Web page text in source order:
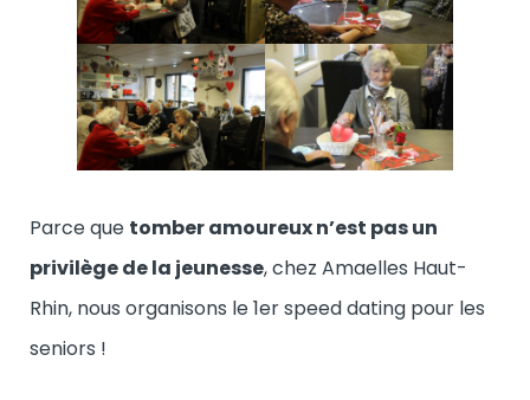
Parce que tomber amoureux n’est pas un
privilège de la jeunesse, chez Amaelles Haut-
Rhin, nous organisons le 1er speed dating pour les
seniors !